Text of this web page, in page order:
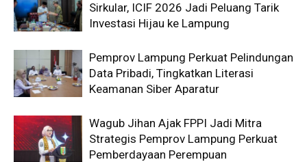
Sirkular, ICIF 2026 Jadi Peluang Tarik
Investasi Hijau ke Lampung
Pemprov Lampung Perkuat Pelindungan
Data Pribadi, Tingkatkan Literasi
Keamanan Siber Aparatur
Wagub Jihan Ajak FPPI Jadi Mitra
Strategis Pemprov Lampung Perkuat
Pemberdayaan Perempuan